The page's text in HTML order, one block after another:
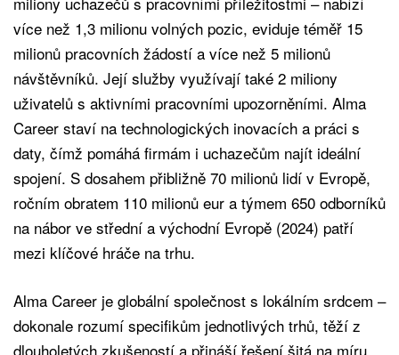
více než 1,3 milionu volných pozic, eviduje téměř 15
milionů pracovních žádostí a více než 5 milionů
návštěvníků. Její služby využívají také 2 miliony
uživatelů s aktivními pracovními upozorněními. Alma
Career staví na technologických inovacích a práci s
daty, čímž pomáhá firmám i uchazečům najít ideální
spojení. S dosahem přibližně 70 milionů lidí v Evropě,
ročním obratem 110 milionů eur a týmem 650 odborníků
na nábor ve střední a východní Evropě (2024) patří
mezi klíčové hráče na trhu.
Alma Career je globální společnost s lokálním srdcem –
dokonale rozumí specifikům jednotlivých trhů, těží z
dlouholetých zkušeností a přináší řešení šitá na míru.